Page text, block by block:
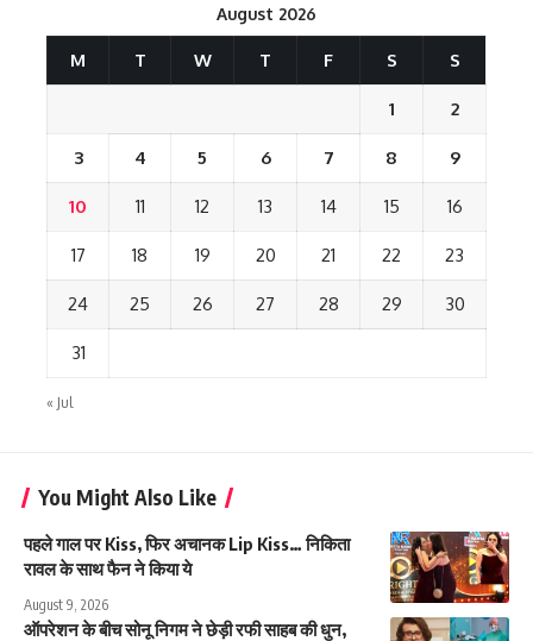
August 2026
M T W T F S S
1 2
3 4 5 6 7 8 9
10 11 12 13 14 15 16
17 18 19 20 21 22 23
24 25 26 27 28 29 30
31
« Jul
You Might Also Like
पहले गाल पर Kiss, फिर अचानक Lip Kiss… निकिता
रावल के साथ फैन ने किया ये
August 9, 2026
ऑपरेशन के बीच सोनू निगम ने छेड़ी रफी साहब की धुन,